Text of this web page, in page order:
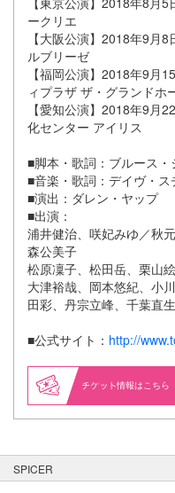
ークリエ
【大阪公演】2018年9月
ルブリーゼ
【福岡公演】2018年9月
ィプラザ ザ・グランドホ
【愛知公演】2018年9月
化センター アイリス
■脚本・歌詞：ブルース
■音楽・歌詞：デイヴ・
■演出：ダレン・ヤップ
■出演：
浦井健治、咲妃みゆ／秋
森公美子
松原凜子、松田岳、栗山
大津裕哉、岡本悠紀、小
田彩、丹宗立峰、千葉直
■公式サイト： http://
情報はこちら
SPICER